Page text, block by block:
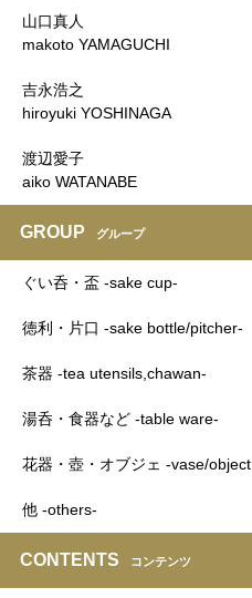
山口真人
makoto YAMAGUCHI
吉永浩之
hiroyuki YOSHINAGA
渡辺愛子
aiko WATANABE
GROUP グループ
ぐい呑・盃 -sake cup-
徳利・片口 -sake bottle/pitcher-
茶器 -tea utensils,chawan-
湯呑・食器など -table ware-
花器・壺・オブジェ -vase/object
他 -others-
CONTENTS コンテンツ